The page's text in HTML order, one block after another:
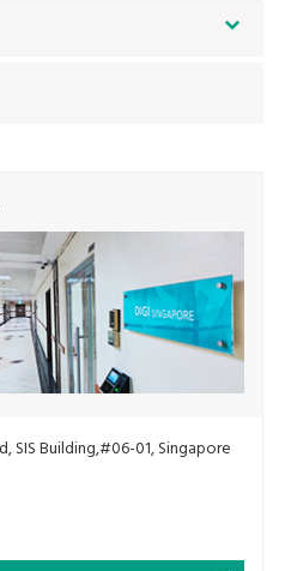
SIS Building,#06-01, Singapore